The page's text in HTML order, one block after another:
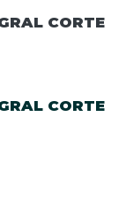
CORTE
CORTE